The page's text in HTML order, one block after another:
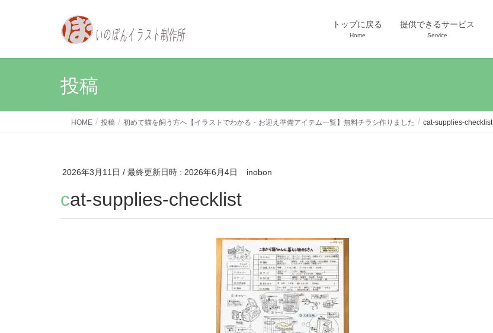
トップに戻る
Home
提供できるサービス
Service
投稿
HOME 投稿 初めて猫を飼う方へ【イラストでわかる・お迎え準備アイテム一覧】無料チラシ作りました cat-supplies-checklist
2026年3月11日 / 最終更新日時 : 2026年6月4日 inobon
cat-supplies-checklist